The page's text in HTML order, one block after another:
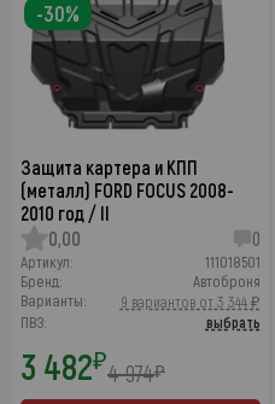
Защита картера и КПП
(металл) FORD FOCUS 2008-
2010 год / II
0,00
0
Артикул:
111018501
Бренд:
Автоброня
Варианты:
9 вариантов от 3 344 ₽
ПВЗ:
выбрать
3 482₽4 974₽
-30%